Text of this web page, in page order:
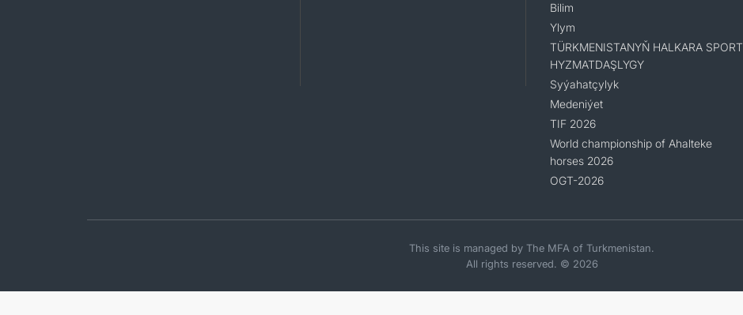
Bilim
Ylym
TÜRKMENISTANYŇ HALKARA SPORT
HYZMATDAŞLYGY
Syýahatçylyk
Medeniýet
TIF 2026
World championship of Ahalteke
horses 2026
OGT-2026
This site is managed by The MFA of Turkmenistan.
All rights reserved. © 2026